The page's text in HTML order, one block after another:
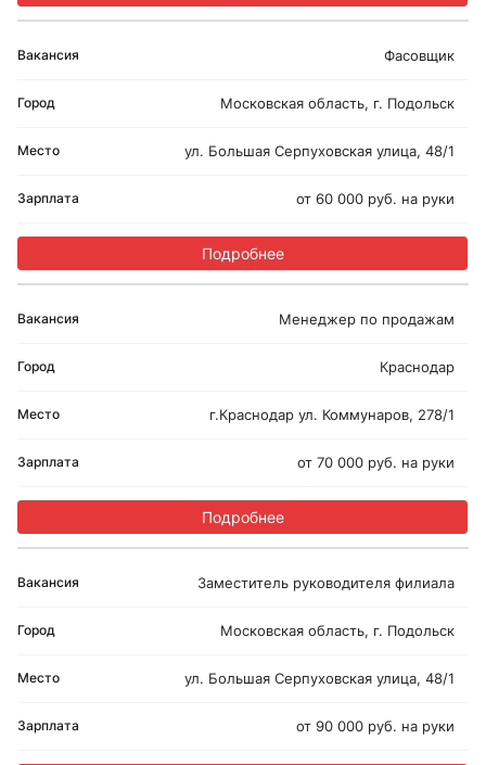
Фасовщик
Московская область, г. Подольск
ул. Большая Серпуховская улица, 48/1
от 60 000 руб. на руки
Подробнее
Менеджер по продажам
Краснодар
г.Краснодар ул. Коммунаров, 278/1
от 70 000 руб. на руки
Подробнее
Заместитель руководителя филиала
Московская область, г. Подольск
ул. Большая Серпуховская улица, 48/1
от 90 000 руб. на руки